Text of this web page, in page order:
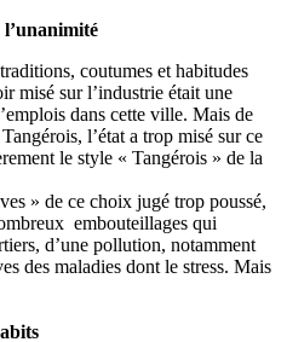
coutumes et habitudes
misé sur l’industrie était une
dans cette ville. Mais de
l’état a trop misé sur ce
le style « Tangérois » de la
» de ce choix jugé trop poussé,
embouteillages qui
d’une pollution, notamment
des maladies dont le stress. Mais